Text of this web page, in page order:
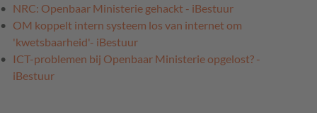
NRC: Openbaar Ministerie gehackt - iBestuur
OM koppelt intern systeem los van internet om
'kwetsbaarheid'- iBestuur
ICT-problemen bij Openbaar Ministerie opgelost? -
iBestuur